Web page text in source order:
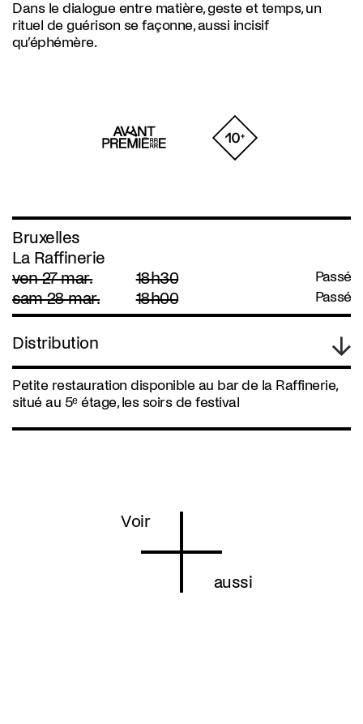
Dans le dialogue entre matière, geste et temps, un
rituel de guérison se façonne, aussi incisif
qu’éphémère.
Bruxelles
La Raffinerie
ven 27 mar.
18h30 Passé
sam 28 mar. 18h00 Passé
Distribution
Petite restauration disponible au bar de la Raffinerie,
situé au 5ᵉ étage, les soirs de festival
Voir
aussi